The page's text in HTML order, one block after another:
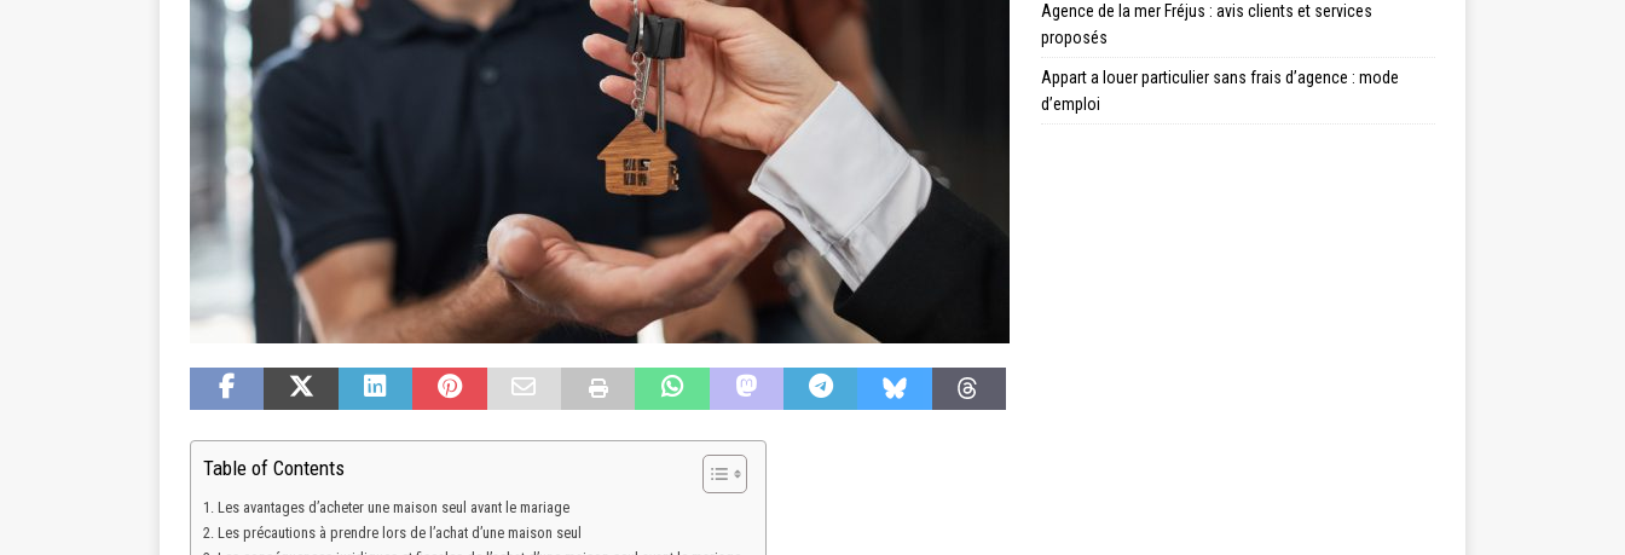
Table of Contents
Les avantages d’acheter une maison seul avant le mariage
Les précautions à prendre lors de l’achat d’une maison seul
Agence de la mer Fréjus : avis clients et services
proposés
Appart a louer particulier sans frais d’agence : mode
d’emploi